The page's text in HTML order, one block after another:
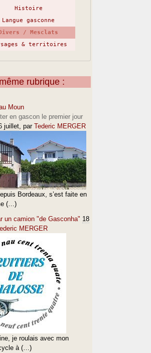
Histoire
Langue gasconne
/ Mesclats
& territoires
rubrique :
Moun
en gascon le premier jour
juillet, par Tederic MERGER
Bordeaux, s’est faite en
(…)
un camion "de Gasconha" 18
MERGER
je roulais avec mon
à (…)